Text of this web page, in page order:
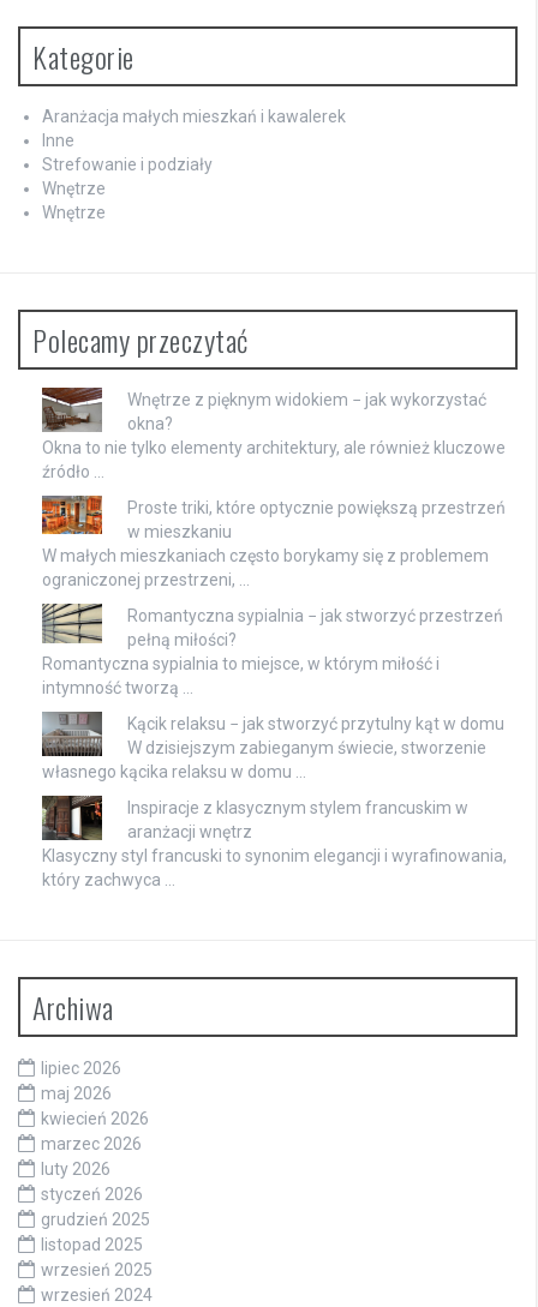
Kategorie
Aranżacja małych mieszkań i kawalerek
Inne
Strefowanie i podziały
Wnętrze
Wnętrze
Polecamy przeczytać
Wnętrze z pięknym widokiem − jak wykorzystać
okna?
Okna to nie tylko elementy architektury, ale również kluczowe
źródło …
Proste triki, które optycznie powiększą przestrzeń
w mieszkaniu
W małych mieszkaniach często borykamy się z problemem
ograniczonej przestrzeni, …
Romantyczna sypialnia − jak stworzyć przestrzeń
pełną miłości?
Romantyczna sypialnia to miejsce, w którym miłość i
intymność tworzą …
Kącik relaksu − jak stworzyć przytulny kąt w domu
W dzisiejszym zabieganym świecie, stworzenie
własnego kącika relaksu w domu …
Inspiracje z klasycznym stylem francuskim w
aranżacji wnętrz
Klasyczny styl francuski to synonim elegancji i wyrafinowania,
który zachwyca …
Archiwa
lipiec 2026
maj 2026
kwiecień 2026
marzec 2026
luty 2026
styczeń 2026
grudzień 2025
listopad 2025
wrzesień 2025
wrzesień 2024